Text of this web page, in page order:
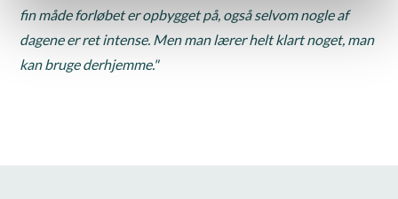
fin måde forløbet er opbygget på, også selvom nogle af
dagene er ret intense. Men man lærer helt klart noget, man
kan bruge derhjemme."